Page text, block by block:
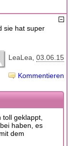
sie hat super
LeaLea 03.06.15
Kommentieren
geklappt,
haben, es
dem